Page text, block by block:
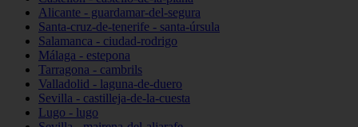
Alicante - guardamar-del-segura
Santa-cruz-de-tenerife - santa-úrsula
Salamanca - ciudad-rodrigo
Málaga - estepona
Tarragona - cambrils
Valladolid - laguna-de-duero
Sevilla - castilleja-de-la-cuesta
Lugo - lugo